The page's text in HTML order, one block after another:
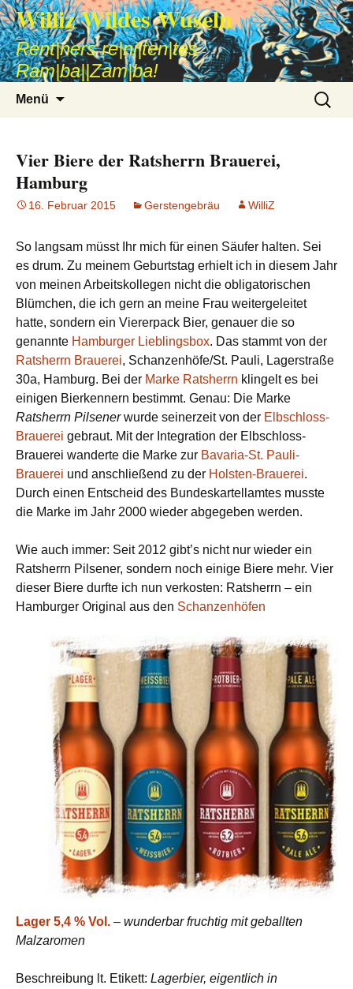
Williz Wildes Wuseln
Rent|ners re|ni|ten|tes
Ram|ba||Zam|ba!
Menü
Suche
nach:
Vier Biere der Ratsherrn Brauerei,
Hamburg
16. Februar 2015 Gerstengebräu WilliZ
So langsam müsst Ihr mich für einen Säufer halten. Sei
es drum. Zu meinem Geburtstag erhielt ich in diesem Jahr
von meinen Arbeitskollegen nicht die obligatorischen
Blümchen, die ich gern an meine Frau weitergeleitet
hatte, sondern ein Viererpack Bier, genauer die so
genannte Hamburger Lieblingsbox. Das stammt von der
Ratsherrn Brauerei, Schanzenhöfe/St. Pauli, Lagerstraße
30a, Hamburg. Bei der Marke Ratsherrn klingelt es bei
einigen Bierkennern bestimmt. Genau: Die Marke
Ratsherrn Pilsenerwurde seinerzeit von der Elbschloss-
Brauerei gebraut. Mit der Integration der Elbschloss-
Brauerei wanderte die Marke zur Bavaria-St. Pauli-
Brauerei und anschließend zu der Holsten-Brauerei.
Durch einen Entscheid des Bundeskartellamtes musste
die Marke im Jahr 2000 wieder abgegeben werden.
Wie auch immer: Seit 2012 gibt’s nicht nur wieder ein
Ratsherrn Pilsener, sondern noch einige Biere mehr. Vier
dieser Biere durfte ich nun verkosten: Ratsherrn – ein
Hamburger Original aus den Schanzenhöfen
Lager 5,4 % Vol. – wunderbar fruchtig mit geballten
Malzaromen
Beschreibung lt. Etikett: Lagerbier, eigentlich in